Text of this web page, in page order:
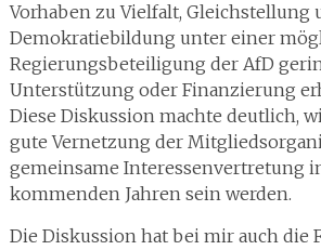
Vorhaben zu Vielfalt, Gleichstellung
Demokratiebildung unter einer
Regierungsbeteiligung der AfD
Unterstützung oder Finanzierung
Diese Diskussion machte deutlich,
gute Vernetzung der
gemeinsame Interessenvertretung
kommenden Jahren sein werden.
Die Diskussion hat bei mir auch die